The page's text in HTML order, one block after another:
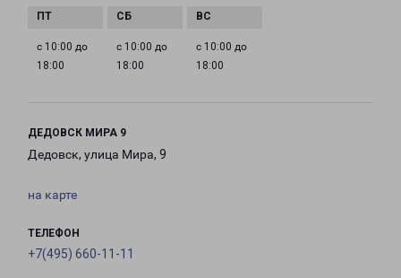
с 10:00 до
18:00
с 10:00 до
18:00
с 10:00 до
18:00
ДЕДОВСК МИРА 9
Дедовск, улица Мира, 9
на карте
ТЕЛЕФОН
+7(495) 660-11-11